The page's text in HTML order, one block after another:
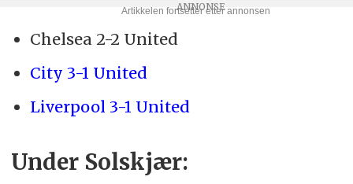
Chelsea 2-2 United
City 3-1 United
Liverpool 3-1 United
Under Solskjær: